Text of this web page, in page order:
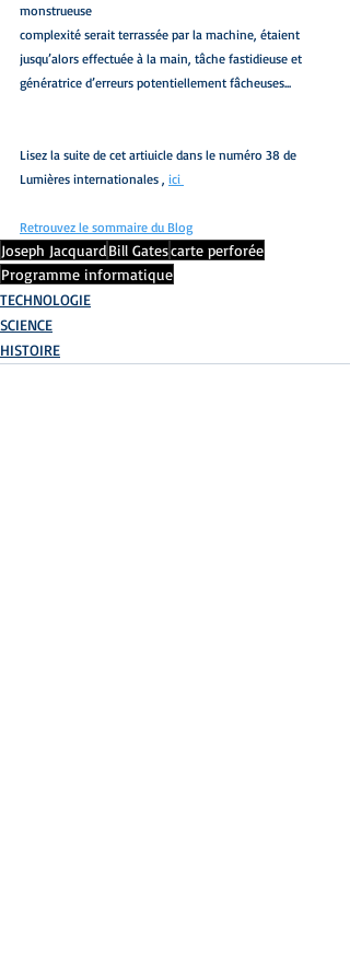
monstrueuse
complexité serait terrassée par la machine, étaient
jusqu’alors effectuée à la main, tâche fastidieuse et
génératrice d’erreurs potentiellement fâcheuses...
Lisez la suite de cet artiuicle dans le numéro 38 de
Lumières internationales , ici
Retrouvez le sommaire du Blog
Joseph JacquardBill Gatescarte perforée
Programme informatique
TECHNOLOGIE
SCIENCE
HISTOIRE